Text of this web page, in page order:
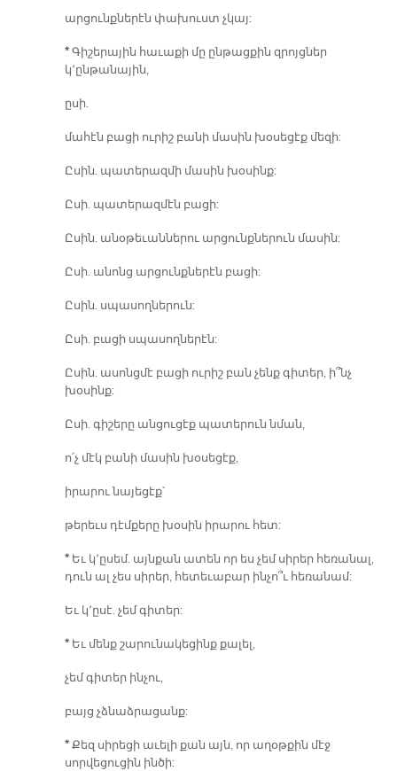
արցունքներէն փախուստ չկայ:
*Գիշերային հաւաքի մը ընթացքին զրոյցներ
կ՚ընթանային,
ըսի.
մահէն բացի ուրիշ բանի մասին խօսեցէք մեզի:
Ըսին. պատերազմի մասին խօսինք:
Ըսի. պատերազմէն բացի:
Ըսին. անօթեւաններու արցունքներուն մասին:
Ըսի. անոնց արցունքներէն բացի:
Ըսին. սպասողներուն:
Ըսի. բացի սպասողներէն:
Ըսին. ասոնցմէ բացի ուրիշ բան չենք գիտեր, ի՞նչ
խօսինք:
Ըսի. գիշերը անցուցէք պատերուն նման,
ո՛չ մէկ բանի մասին խօսեցէք,
իրարու նայեցէք՝
թերեւս դէմքերը խօսին իրարու հետ:
*Եւ կ՚ըսեմ. այնքան ատեն որ ես չեմ սիրեր հեռանալ,
դուն ալ չես սիրեր, հետեւաբար ինչո՞ւ հեռանամ:
Եւ կ՚ըսէ. չեմ գիտեր:
*Եւ մենք շարունակեցինք քալել,
չեմ գիտեր ինչու,
բայց չձնաձրացանք:
*Քեզ սիրեցի աւելի քան այն, որ աղօթքին մէջ
սորվեցուցին ինծի: